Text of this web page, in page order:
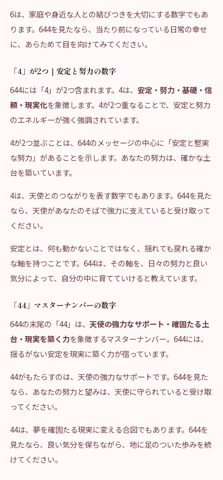
6は、家庭や身近な人との結びつきを大切にする数字でもあ
ります。644を見たなら、当たり前になっている日常の幸せ
に、あらためて目を向けてみてください。
「4」が2つ｜安定と努力の数字
644には「4」が2つ含まれます。4は、 安定・努力・基礎・信
頼・現実化を象徴します。4が2つ重なることで、安定と努力
のエネルギーが強く強調されています。
4が2つ並ぶことは、644のメッセージの中心に「安定と堅実
な努力」があることを示します。あなたの努力は、確かな土
台を築いています。
4は、天使とのつながりを表す数字でもあります。644を見た
なら、天使があなたのそばで強力に支えていると受け取って
ください。
安定とは、何も動かないことではなく、揺れても戻れる確か
な軸を持つことです。644は、その軸を、日々の努力と良い
気分によって、自分の中に育てていけると教えています。
「44」マスターナンバーの数字
644の末尾の「44」は、 天使の強力なサポート・確固たる土
台・現実を築く力を象徴するマスターナンバー。644には、
揺るがない安定を現実に築く力が宿っています。
44がもたらすのは、天使の強力なサポートです。644を見た
なら、あなたの努力と望みは、天使に守られていると受け取
ってください。
44は、夢を確固たる現実に変える合図でもあります。644を
見たなら、良い気分を保ちながら、地に足のついた歩みを続
けてください。